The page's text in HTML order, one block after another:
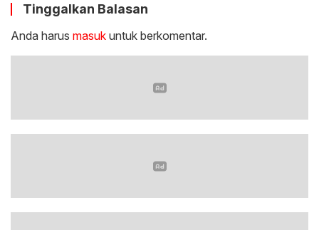
Tinggalkan Balasan
Anda harus masuk untuk berkomentar.